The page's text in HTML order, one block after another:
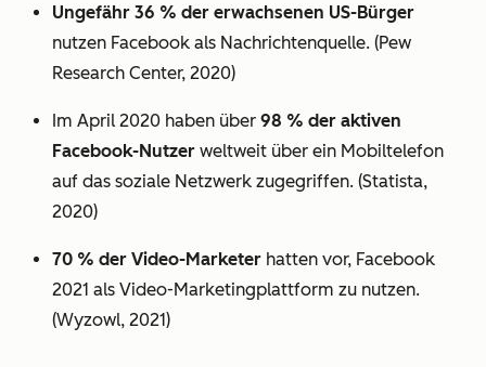
Ungefähr 36 % der erwachsenen US-Bürger
nutzen Facebook als Nachrichtenquelle. (Pew
Research Center, 2020)
Im April 2020 haben über 98 % der aktiven
Facebook-Nutzer weltweit über ein Mobiltelefon
auf das soziale Netzwerk zugegriffen. (Statista,
2020)
70 % der Video-Marketer hatten vor, Facebook
2021 als Video-Marketingplattform zu nutzen.
(Wyzowl, 2021)